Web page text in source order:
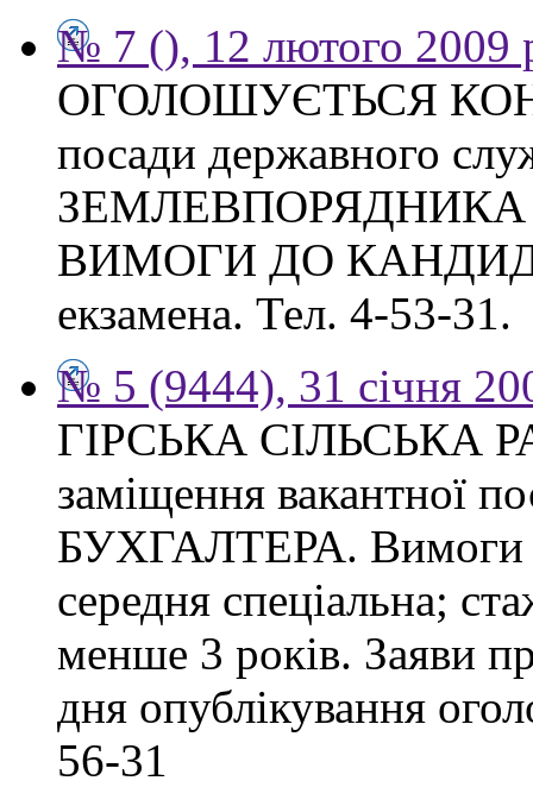
№ 7 (), 12 лютого 2009
ОГОЛОШУЄТЬСЯ
посади державного
ЗЕМЛЕВПОРЯДНИКА
ВИМОГИ ДО
екзамена. Тел. 4-53-31.
№ 5 (9444), 31 січня
ГІРСЬКА СІЛЬСЬКА
заміщення вакантної
БУХГАЛТЕРА. Вимоги
середня спеціальна;
менше 3 років. Заяви
дня опублікування
56-31